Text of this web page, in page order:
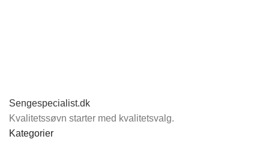
Sengespecialist.dk
Kvalitetssøvn starter med kvalitetsvalg.
Kategorier